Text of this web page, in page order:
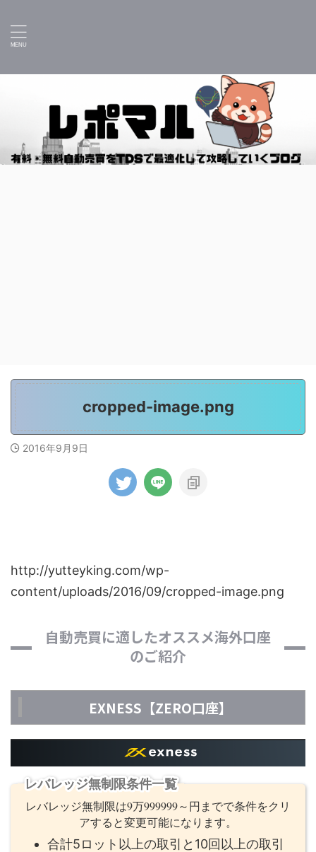
cropped-image.png
2016年9月9日
http://yutteyking.com/wp-
content/uploads/2016/09/cropped-image.png
自動売買に適したオススメ海外口座
のご紹介
EXNESS【ZERO口座】
レバレッジ無制限条件一覧
レバレッジ無制限は9万999999～円までで条件をクリ
アすると変更可能になります。
合計5ロット以上の取引と10回以上の取引